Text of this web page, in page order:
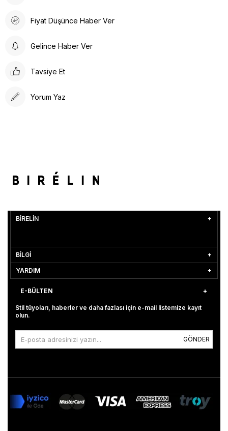
Fiyat Düşünce Haber Ver
Gelince Haber Ver
Tavsiye Et
Yorum Yaz
BİRELİN
BİLGİ
YARDIM
E-BÜLTEN
Stil tüyoları, haberler ve daha fazlası için e-mail listemize kayıt
olun.
GÖNDER